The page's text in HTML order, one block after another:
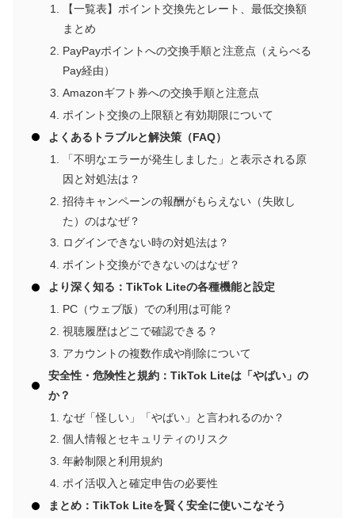
【一覧表】ポイント交換先とレート、最低交換額
まとめ
PayPayポイントへの交換手順と注意点（えらべる
Pay経由）
Amazonギフト券への交換手順と注意点
ポイント交換の上限額と有効期限について
よくあるトラブルと解決策（FAQ）
「不明なエラーが発生しました」と表示される原
因と対処法は？
招待キャンペーンの報酬がもらえない（失敗し
た）のはなぜ？
ログインできない時の対処法は？
ポイント交換ができないのはなぜ？
より深く知る：TikTok Liteの各種機能と設定
PC（ウェブ版）での利用は可能？
視聴履歴はどこで確認できる？
アカウントの複数作成や削除について
安全性・危険性と規約：TikTok Liteは「やばい」の
か？
なぜ「怪しい」「やばい」と言われるのか？
個人情報とセキュリティのリスク
年齢制限と利用規約
ポイ活収入と確定申告の必要性
まとめ：TikTok Liteを賢く安全に使いこなそう